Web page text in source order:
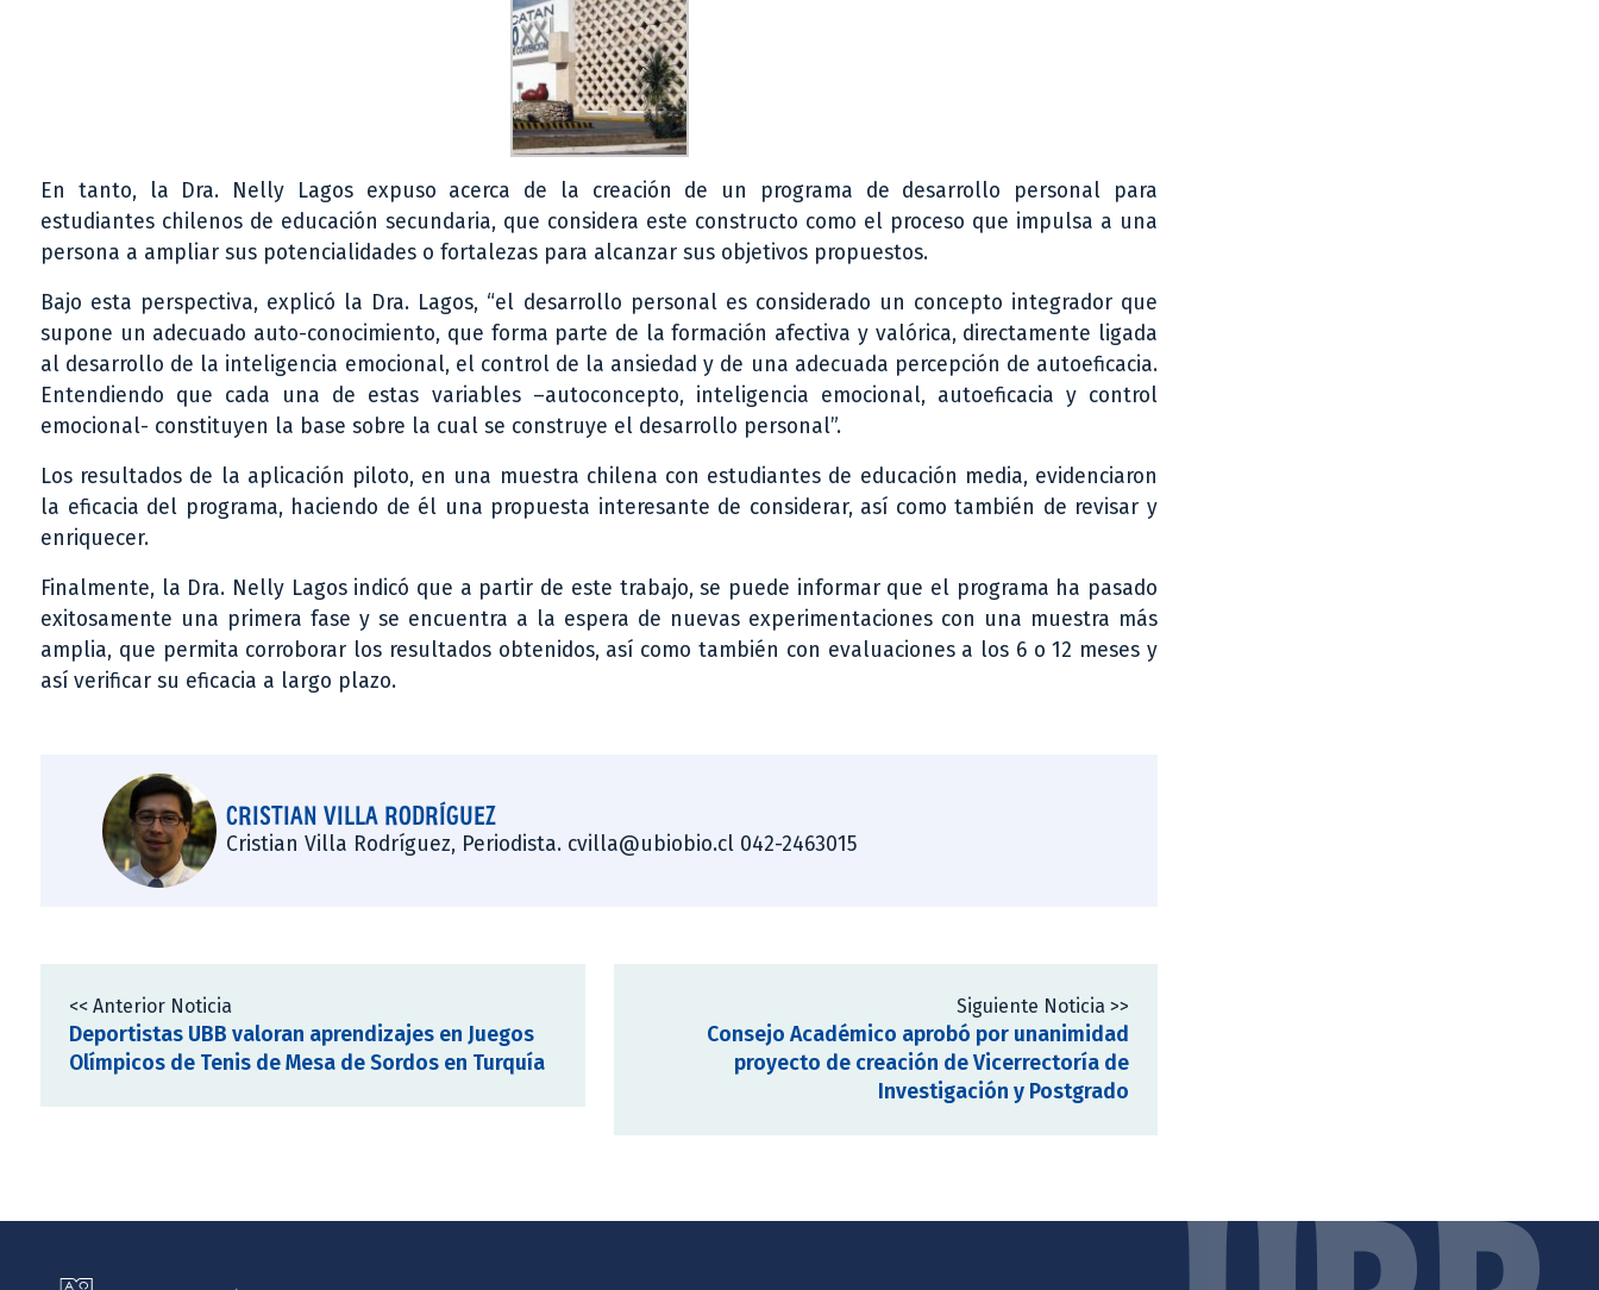
En tanto, la Dra. Nelly Lagos expuso acerca de la creación de un programa de desarrollo personal para
estudiantes chilenos de educación secundaria, que considera este constructo como el proceso que impulsa a una
persona a ampliar sus potencialidades o fortalezas para alcanzar sus objetivos propuestos.
Bajo esta perspectiva, explicó la Dra. Lagos, “el desarrollo personal es considerado un concepto integrador que
supone un adecuado auto-conocimiento, que forma parte de la formación afectiva y valórica, directamente ligada
al desarrollo de la inteligencia emocional, el control de la ansiedad y de una adecuada percepción de autoeficacia.
Entendiendo que cada una de estas variables –autoconcepto, inteligencia emocional, autoeficacia y control
emocional- constituyen la base sobre la cual se construye el desarrollo personal”.
Los resultados de la aplicación piloto, en una muestra chilena con estudiantes de educación media, evidenciaron
la eficacia del programa, haciendo de él una propuesta interesante de considerar, así como también de revisar y
enriquecer.
Finalmente, la Dra. Nelly Lagos indicó que a partir de este trabajo, se puede informar que el programa ha pasado
exitosamente una primera fase y se encuentra a la espera de nuevas experimentaciones con una muestra más
amplia, que permita corroborar los resultados obtenidos, así como también con evaluaciones a los 6 o 12 meses y
así verificar su eficacia a largo plazo.
CRISTIAN VILLA RODRÍGUEZ
Cristian Villa Rodríguez, Periodista. cvilla@ubiobio.cl 042-2463015
<< Anterior Noticia
Deportistas UBB valoran aprendizajes en Juegos
Olímpicos de Tenis de Mesa de Sordos en Turquía
Siguiente Noticia >>
Consejo Académico aprobó por unanimidad
proyecto de creación de Vicerrectoría de
Investigación y Postgrado